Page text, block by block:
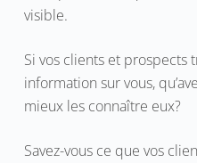
visible.
Si vos clients et prospects
information sur vous,
mieux les connaître eux?
Savez-vous ce que vos